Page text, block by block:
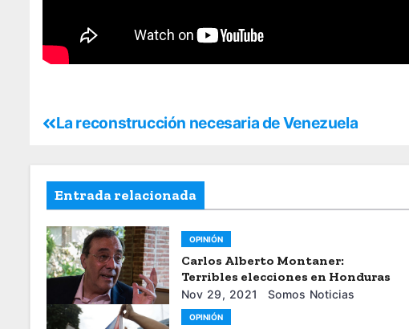
La reconstrucción necesaria de Venezuela
Entrada relacionada
OPINIÓN
Carlos Alberto Montaner:
Terribles elecciones en Honduras
Nov 29, 2021 Somos Noticias
OPINIÓN